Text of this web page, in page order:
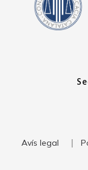
Avís legal |